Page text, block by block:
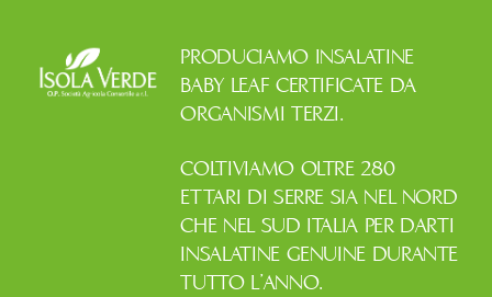
PRODUCIAMO INSALATINE
BABY LEAF CERTIFICATE DA
ORGANISMI TERZI.
COLTIVIAMO OLTRE 280
ETTARI DI SERRE SIA NEL NORD
CHE NEL SUD ITALIA PER DARTI
INSALATINE GENUINE DURANTE
TUTTO L’ANNO.